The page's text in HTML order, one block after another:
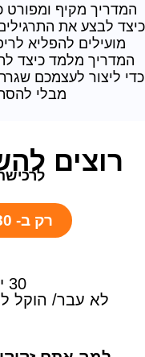
המדריך מקיף ומפורט
כיצד לבצע את
מועילים להפליא
המדריך מלמד כיצד
כדי ליצור לעצמכם
מבלי
רוצים
רק ב- ₪1980 לזמן מוגבל!
30 ימים התנסות !
לא עבר/ הוקל